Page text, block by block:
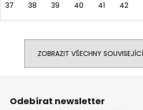
37 38 39 40 41 42
ZOBRAZIT VŠECHNY
Odebírat newsletter